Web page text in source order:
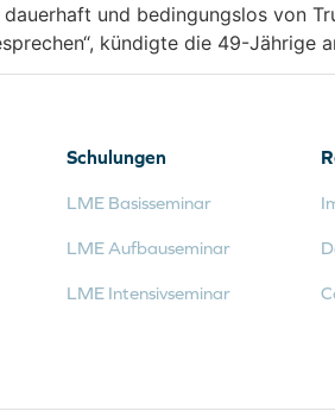
und bedingungslos von
kündigte die 49-Jährige
Schulungen
LME Basisseminar
LME Aufbauseminar
LME Intensivseminar